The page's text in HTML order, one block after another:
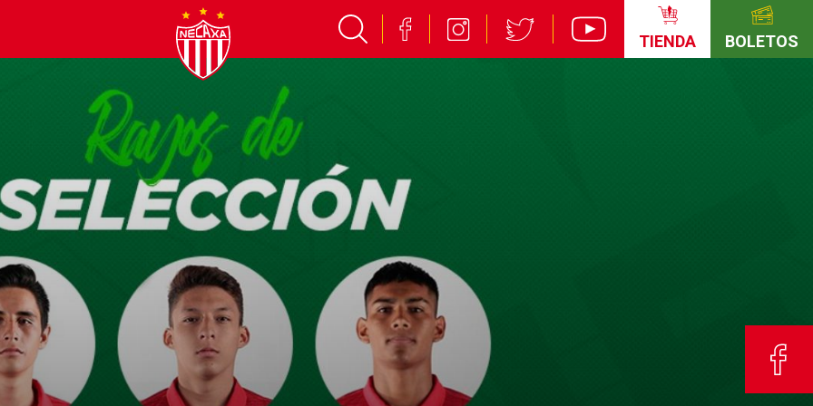
TIENDA BOLETOS